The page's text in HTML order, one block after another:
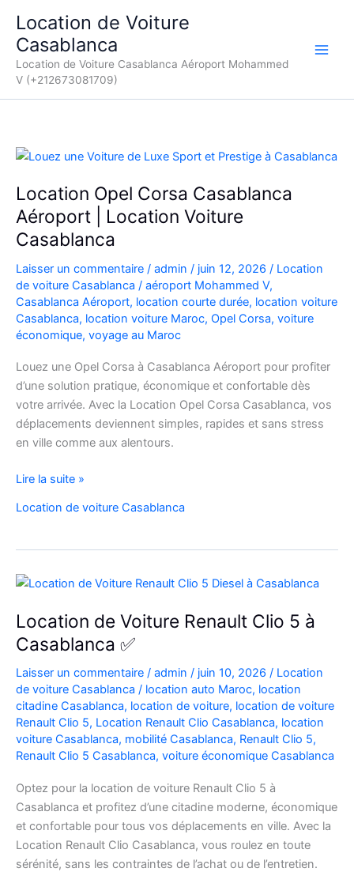
contenu
Location de Voiture
Casablanca
Location de Voiture Casablanca Aéroport Mohammed
V (+212673081709)
Location Opel Corsa Casablanca
Aéroport | Location Voiture
Casablanca
Laisser un commentaire / admin / juin 12, 2026 / Location
de voiture Casablanca / aéroport Mohammed V,
Casablanca Aéroport, location courte durée, location voiture
Casablanca, location voiture Maroc, Opel Corsa, voiture
économique, voyage au Maroc
Louez une Opel Corsa à Casablanca Aéroport pour profiter
d’une solution pratique, économique et confortable dès
votre arrivée. Avec la Location Opel Corsa Casablanca, vos
déplacements deviennent simples, rapides et sans stress
en ville comme aux alentours.
Location
Corsa
Aéroport
|
Location
Voiture
Casablanca
Lire la suite »
Location de voiture Casablanca
Location de Voiture Renault Clio 5 à
Casablanca ✅
Laisser un commentaire / admin / juin 10, 2026 / Location
de voiture Casablanca / location auto Maroc, location
citadine Casablanca, location de voiture, location de voiture
Renault Clio 5, Location Renault Clio Casablanca, location
voiture Casablanca, mobilité Casablanca, Renault Clio 5,
Renault Clio 5 Casablanca, voiture économique Casablanca
Optez pour la location de voiture Renault Clio 5 à
Casablanca et profitez d’une citadine moderne, économique
et confortable pour tous vos déplacements en ville. Avec la
Location Renault Clio Casablanca, vous roulez en toute
sérénité, sans les contraintes de l’achat ou de l’entretien.